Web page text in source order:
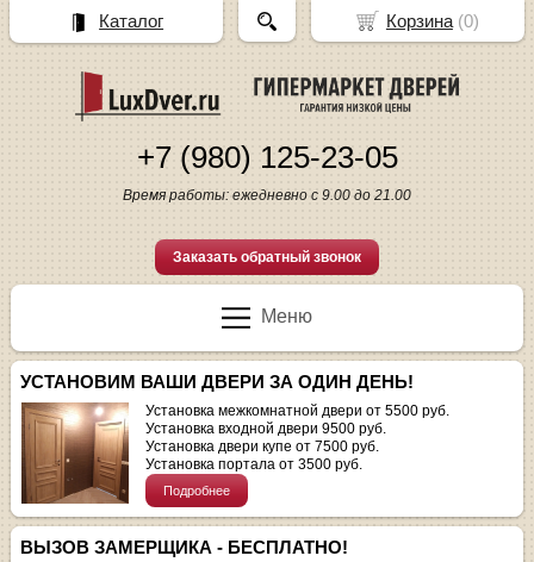
+7 (980) 125-23-05
Время работы: ежедневно с 9.00 до 21.00
Заказать обратный звонок
Меню
УСТАНОВИМ ВАШИ ДВЕРИ ЗА ОДИН ДЕНЬ!
Установка межкомнатной двери от 5500 руб.
Установка входной двери 9500 руб.
Установка двери купе от 7500 руб.
Установка портала от 3500 руб.
Подробнее
ВЫЗОВ ЗАМЕРЩИКА - БЕСПЛАТНО!
Корзина(0)
Каталог